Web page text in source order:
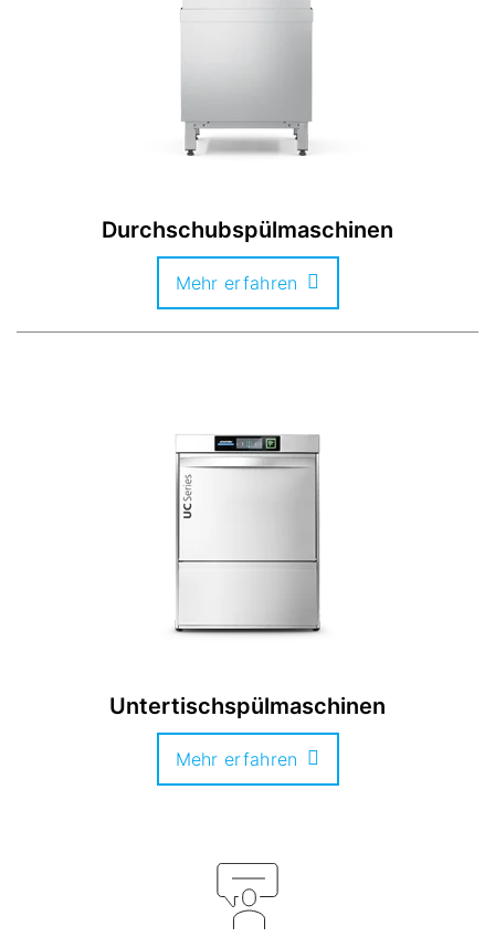
Durchschubspülmaschinen
Mehr erfahren
Untertischspülmaschinen
Mehr erfahren